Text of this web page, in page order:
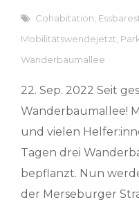
Cohabitation
Mobilitätswendejetzt
Wanderbaumallee
22. Sep. 2022 Seit
Wanderbaumallee!
und vielen
Tagen drei
bepflanzt. Nun
der Merseburger